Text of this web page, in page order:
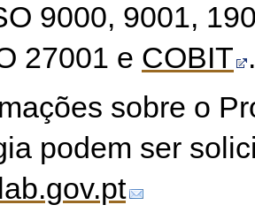
9000, 9001,
27001 e COBIT .
sobre o
podem ser